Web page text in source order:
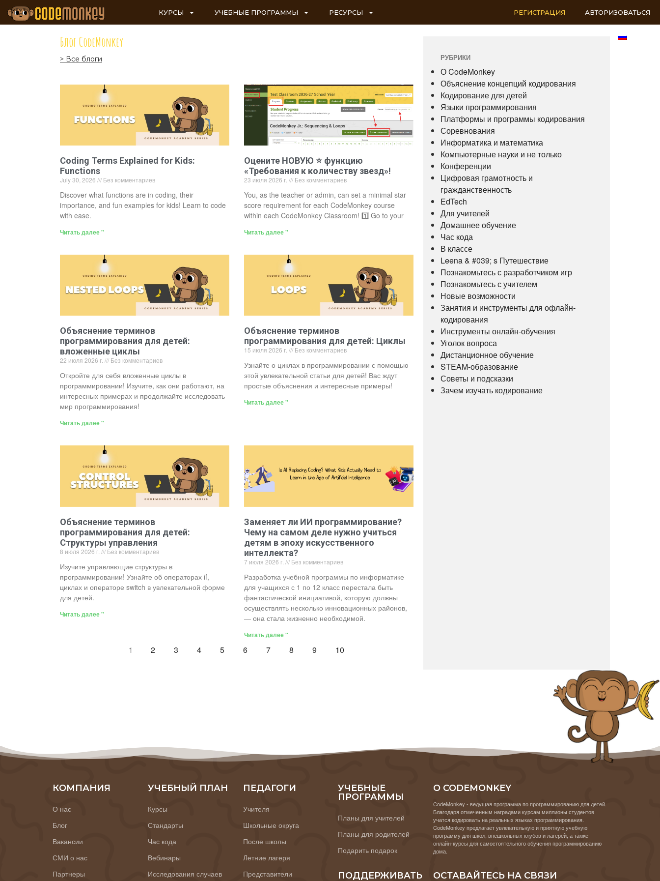
КУРСЫ УЧЕБНЫЕ ПРОГРАММЫ РЕСУРСЫ РЕГИСТРАЦИЯ АВТОРИЗОВАТЬСЯ
Блог CodeMonkey
> Все блоги
Coding Terms Explained for Kids:
Functions
July 30, 2026 Без комментариев
Discover what functions are in coding, their
importance, and fun examples for kids! Learn to code
with ease.
Читать далее "
Оцените НОВУЮ ⭐ функцию
«Требования к количеству звезд»!
23 июля 2026 г. Без комментариев
You, as the teacher or admin, can set a minimal star
score requirement for each CodeMonkey course
within each CodeMonkey Classroom! 1️⃣ Go to your
Читать далее "
Объяснение терминов
программирования для детей:
вложенные циклы
22 июля 2026 г. Без комментариев
Откройте для себя вложенные циклы в
программировании! Изучите, как они работают, на
интересных примерах и продолжайте исследовать
мир программирования!
Читать далее "
Объяснение терминов
программирования для детей: Циклы
15 июля 2026 г. Без комментариев
Узнайте о циклах в программировании с помощью
этой увлекательной статьи для детей! Вас ждут
простые объяснения и интересные примеры!
Читать далее "
Объяснение терминов
программирования для детей:
Структуры управления
8 июля 2026 г. Без комментариев
Изучите управляющие структуры в
программировании! Узнайте об операторах if,
циклах и операторе switch в увлекательной форме
для детей.
Читать далее "
Заменяет ли ИИ программирование?
Чему на самом деле нужно учиться
детям в эпоху искусственного
интеллекта?
7 июля 2026 г. Без комментариев
Разработка учебной программы по информатике
для учащихся с 1 по 12 класс перестала быть
фантастической инициативой, которую должны
осуществлять несколько инновационных районов,
— она стала жизненно необходимой.
Читать далее "
1 2 3 4 5 6 7 8 9 10
РУБРИКИ
О CodeMonkey
Объяснение концепций кодирования
Кодирование для детей
Языки программирования
Платформы и программы кодирования
Соревнования
Информатика и математика
Компьютерные науки и не только
Конференции
Цифровая грамотность и
гражданственность
EdTech
Для учителей
Домашнее обучение
Час кода
В классе
Leena & #039; s Путешествие
Познакомьтесь с разработчиком игр
Познакомьтесь с учителем
Новые возможности
Занятия и инструменты для офлайн-
кодирования
Инструменты онлайн-обучения
Уголок вопроса
Дистанционное обучение
STEAM-образование
Советы и подсказки
Зачем изучать кодирование
КОМПАНИЯ
О нас
Блог
Вакансии
СМИ о нас
Партнеры
УЧЕБНЫЙ ПЛАН
Курсы
Стандарты
Час кода
Вебинары
Исследования случаев
ПЕДАГОГИ
Учителя
Школьные округа
После школы
Летние лагеря
Представители
УЧЕБНЫЕ
ПРОГРАММЫ
Планы для учителей
Планы для родителей
Подарить подарок
ПОДДЕРЖИВАТЬ
О CODEMONKEY
CodeMonkey - ведущая программа по программированию для детей.
Благодаря отмеченным наградами курсам миллионы студентов
учатся кодировать на реальных языках программирования.
CodeMonkey предлагает увлекательную и приятную учебную
программу для школ, внешкольных клубов и лагерей, а также
онлайн-курсы для самостоятельного обучения программированию
дома.
ОСТАВАЙТЕСЬ НА СВЯЗИ